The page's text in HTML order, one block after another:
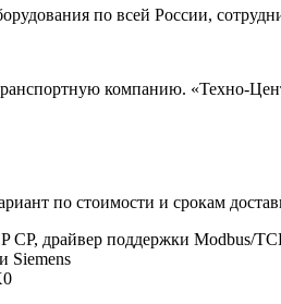
по всей России,
компанию. «Техно-
по стоимости и срокам
CP, драйвер поддержки Modbus/
Siemens